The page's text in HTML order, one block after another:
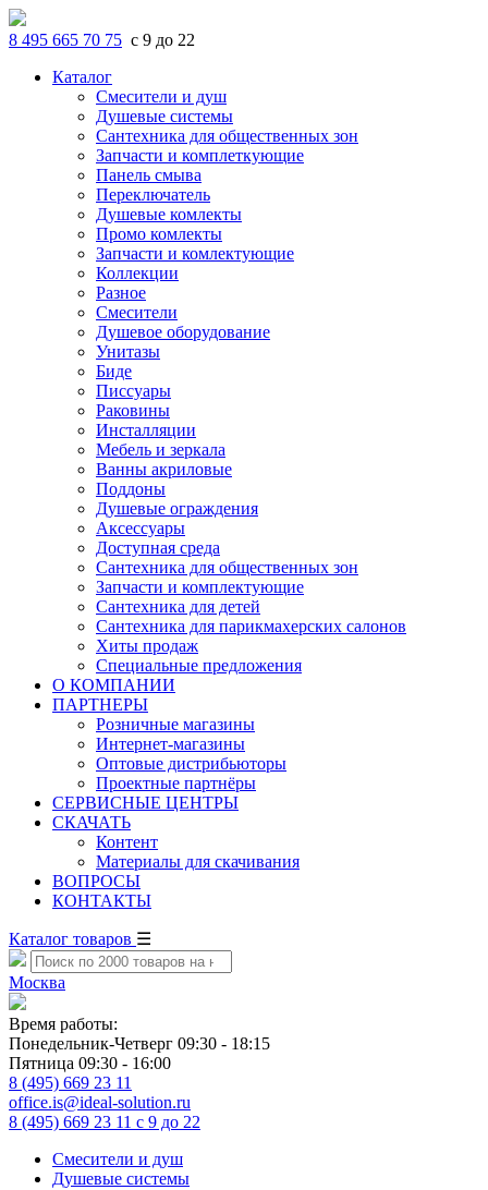
8 495 665 70 75 с 9 до 22
Каталог
Смесители и душ
Душевые системы
Сантехника для общественных зон
Запчасти и комплеткующие
Панель смыва
Переключатель
Душевые комлекты
Промо комлекты
Запчасти и комлектующие
Коллекции
Разное
Смесители
Душевое оборудование
Унитазы
Биде
Писсуары
Раковины
Инсталляции
Мебель и зеркала
Ванны акриловые
Поддоны
Душевые ограждения
Аксессуары
Доступная среда
Cантехника для общественных зон
Запчасти и комплектующие
Сантехника для детей
Сантехника для парикмахерских салонов
Хиты продаж
Специальные предложения
О КОМПАНИИ
ПАРТНЕРЫ
Розничные магазины
Интернет-магазины
Оптовые дистрибьюторы
Проектные партнёры
СЕРВИСНЫЕ ЦЕНТРЫ
СКАЧАТЬ
Контент
Материалы для скачивания
ВОПРОСЫ
КОНТАКТЫ
Каталог товаров ☰
Москва
Время работы:
Понедельник-Четверг 09:30 - 18:15
Пятница 09:30 - 16:00
8 (495) 669 23 11
office.is@ideal-solution.ru
8 (495) 669 23 11 с 9 до 22
Смесители и душ
Душевые системы